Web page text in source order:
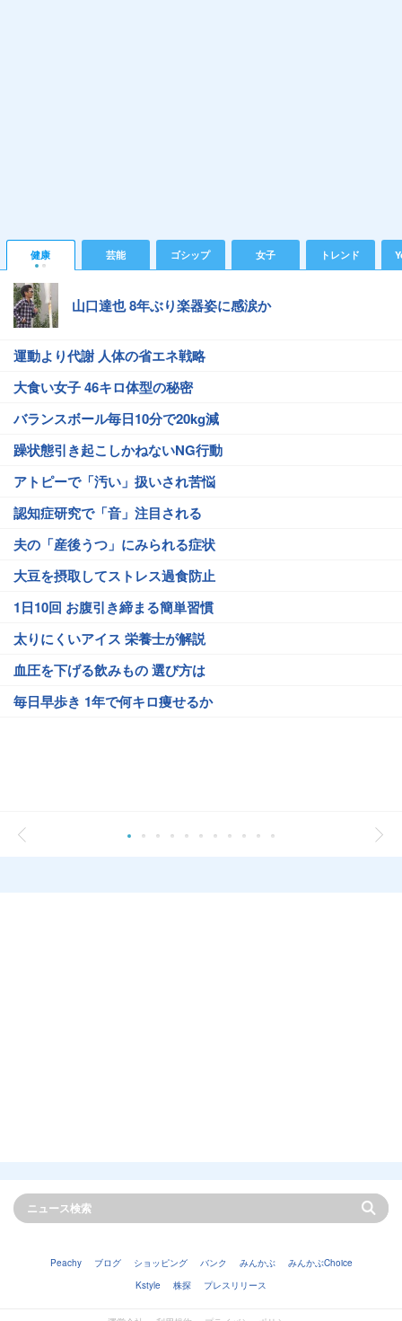
健康 芸能 ゴシップ 女子 トレンド
山口達也 8年ぶり楽器姿に感涙か
運動より代謝 人体の省エネ戦略
大食い女子 46キロ体型の秘密
バランスボール毎日10分で20kg減
躁状態引き起こしかねないNG行動
アトピーで「汚い」扱いされ苦悩
認知症研究で「音」注目される
夫の「産後うつ」にみられる症状
大豆を摂取してストレス過食防止
1日10回 お腹引き締まる簡単習慣
太りにくいアイス 栄養士が解説
血圧を下げる飲みもの 選び方は
毎日早歩き 1年で何キロ痩せるか
Peachy ブログ ショッピング バンク みんかぶ
みんかぶChoice
Kstyle
株探 プレスリリース